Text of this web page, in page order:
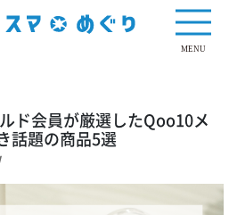
MENU
ド会員が厳選したQoo10メ
話題の商品5選